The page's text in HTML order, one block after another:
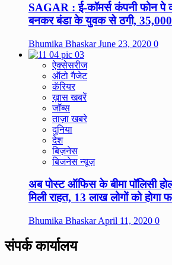
SAGAR : ई-कॉमर्स कंपनी फोन पे
बनकर बंडा के युवक से ठगी, 35,000
Bhumika BhaskarJune 23, 2020 0
ऐक्सेसरीज
ऑटो गैजेट
कॅरियर
ख़ास खबरें
जॉब्स
ताज़ा खबरे
दुनिया
देश
बिज़नेस
बिजनेस न्यूज़
अब पोस्ट ऑफिस के बीमा पॉलिसी
मिली राहत, 13 लाख लोगों को होगा
Bhumika BhaskarApril 11, 2020 0
संपर्क कार्यालय